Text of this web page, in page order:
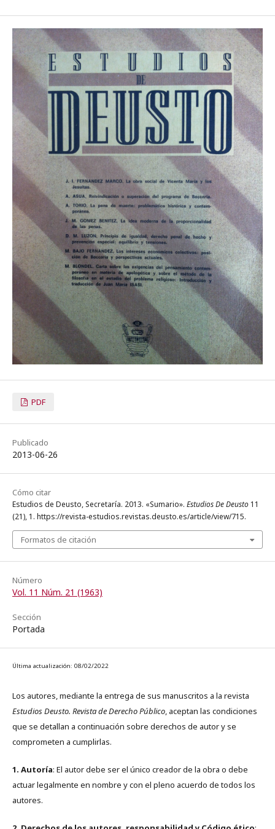
PDF
Publicado
2013-06-26
Cómo citar
Estudios de Deusto, Secretaría. 2013. «Sumario». Estudios De Deusto 11
(21), 1. https://revista-estudios.revistas.deusto.es/article/view/715.
Formatos de citación
Número
Vol. 11 Núm. 21 (1963)
Sección
Portada
Última actualización: 08/02/2022
Los autores, mediante la entrega de sus manuscritos a la revista
Estudios Deusto. Revista de Derecho Público, aceptan las condiciones
que se detallan a continuación sobre derechos de autor y se
comprometen a cumplirlas.
1. Autoría: El autor debe ser el único creador de la obra o debe
actuar legalmente en nombre y con el pleno acuerdo de todos los
autores.